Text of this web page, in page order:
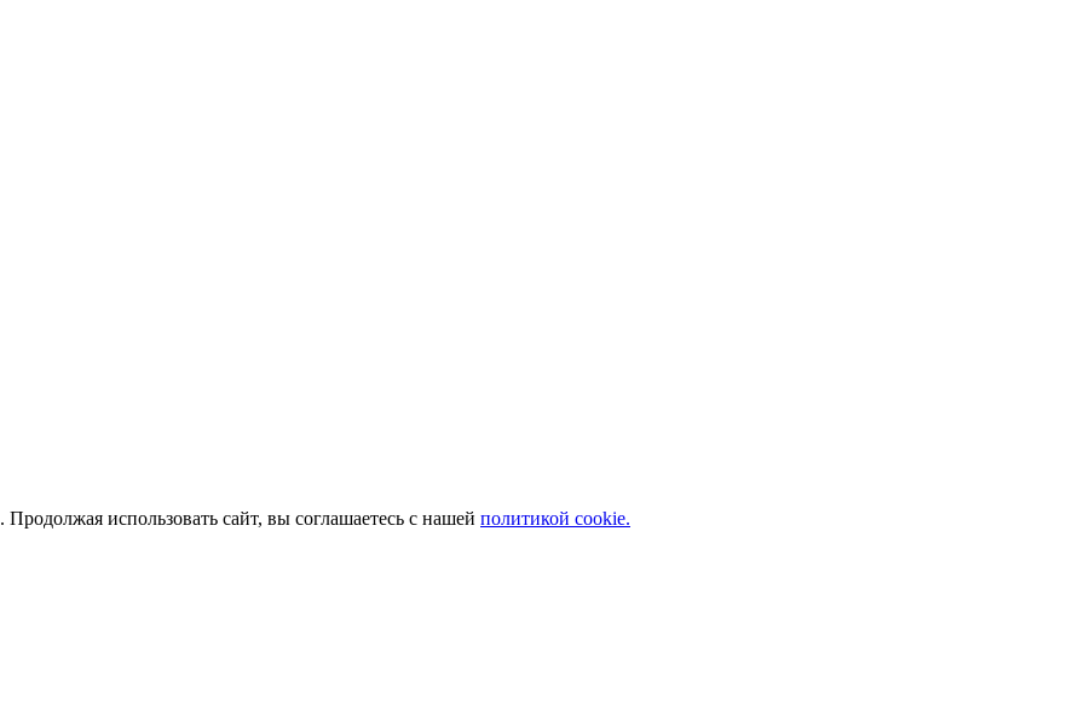
использовать сайт, вы соглашаетесь с нашей политикой cookie.